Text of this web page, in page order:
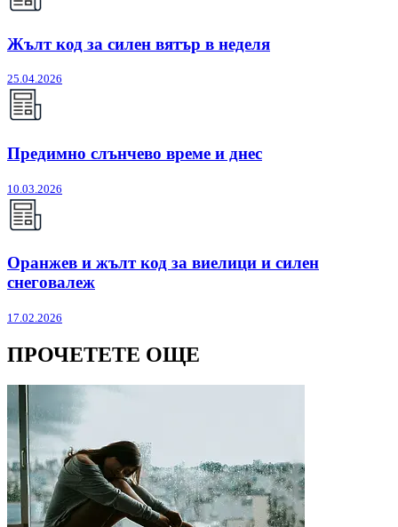
Жълт код за силен вятър в неделя
25.04.2026
Предимно слънчево време и днес
10.03.2026
Оранжев и жълт код за виелици и силен
снеговалеж
17.02.2026
ПРОЧЕТЕТЕ ОЩЕ